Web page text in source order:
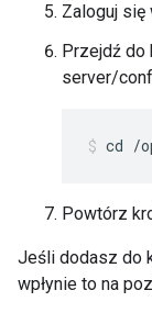
Zaloguj się
Przejdź do
server/
cd /
Powtórz
Jeśli dodasz do
wpłynie to na